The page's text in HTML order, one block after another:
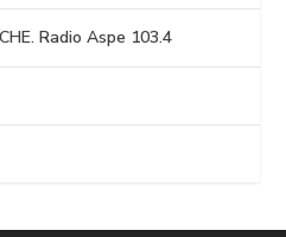
Radio Aspe 103.4